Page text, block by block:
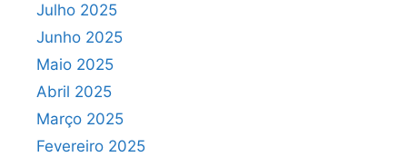
Julho 2025
Junho 2025
Maio 2025
Abril 2025
Março 2025
Fevereiro 2025